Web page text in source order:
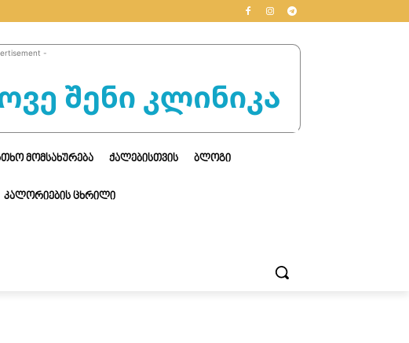
-
ᲛᲝᲛᲡᲐᲮᲣᲠᲔᲑᲐ ᲥᲐᲚᲔᲑᲘᲡᲗᲕᲘᲡ ᲑᲚᲝᲒᲘ
ᲙᲐᲚᲝᲠᲘᲔᲑᲘᲡ ᲪᲮᲠᲘᲚᲘ